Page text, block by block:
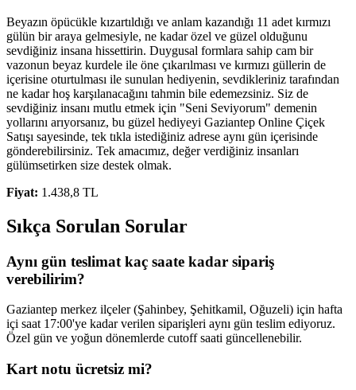
Beyazın öpücükle kızartıldığı ve anlam kazandığı 11 adet kırmızı
gülün bir araya gelmesiyle, ne kadar özel ve güzel olduğunu
sevdiğiniz insana hissettirin. Duygusal formlara sahip cam bir
vazonun beyaz kurdele ile öne çıkarılması ve kırmızı güllerin de
içerisine oturtulması ile sunulan hediyenin, sevdikleriniz tarafından
ne kadar hoş karşılanacağını tahmin bile edemezsiniz. Siz de
sevdiğiniz insanı mutlu etmek için "Seni Seviyorum" demenin
yollarını arıyorsanız, bu güzel hediyeyi Gaziantep Online Çiçek
Satışı sayesinde, tek tıkla istediğiniz adrese aynı gün içerisinde
gönderebilirsiniz. Tek amacımız, değer verdiğiniz insanları
gülümsetirken size destek olmak.
Fiyat: 1.438,8 TL
Sıkça Sorulan Sorular
Aynı gün teslimat kaç saate kadar sipariş
verebilirim?
Gaziantep merkez ilçeler (Şahinbey, Şehitkamil, Oğuzeli) için hafta
içi saat 17:00'ye kadar verilen siparişleri aynı gün teslim ediyoruz.
Özel gün ve yoğun dönemlerde cutoff saati güncellenebilir.
Kart notu ücretsiz mi?